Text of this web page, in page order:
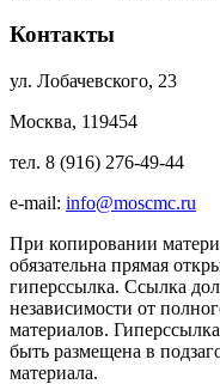
Контакты
ул. Лобачевского, 23
Москва, 119454
тел. 8 (916) 276-49-44
e-mail: info@moscmc.ru
При копировании
обязательна прямая
гиперссылка. Ссылка
независимости от
материалов.
быть размещена в
материала.